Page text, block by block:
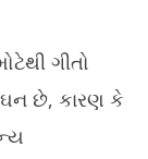
ગીતો
છે, કારણ કે